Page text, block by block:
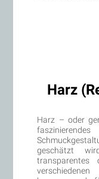
Harz
Harz – oder
geschätzt